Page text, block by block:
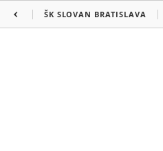
ŠK SLOVAN BRATISLAVA